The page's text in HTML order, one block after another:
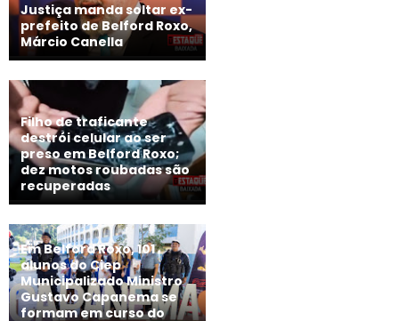
Justiça manda soltar ex-
prefeito de Belford Roxo,
Márcio Canella
Filho de traficante
destrói celular ao ser
preso em Belford Roxo;
dez motos roubadas são
recuperadas
Em Belford Roxo, 101
alunos do Ciep
Municipalizado Ministro
Gustavo Capanema se
formam em curso do